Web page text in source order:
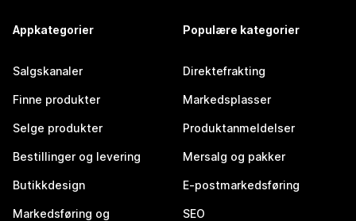
Appkategorier
Salgskanaler
Finne produkter
Selge produkter
Bestillinger og levering
Butikkdesign
Markedsføring og
Populære kategorier
Direktefrakting
Markedsplasser
Produktanmeldelser
Mersalg og pakker
E-postmarkedsføring
SEO